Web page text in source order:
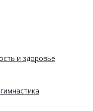
и здоровье